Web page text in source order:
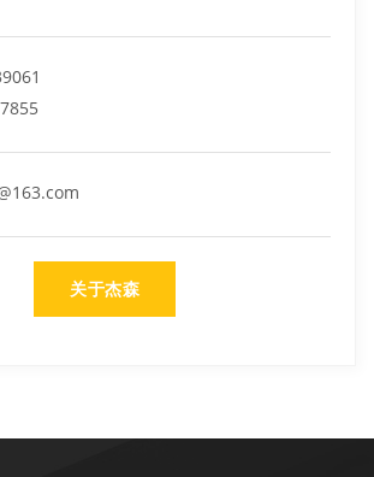
关于杰森
、生产、销售和服务于